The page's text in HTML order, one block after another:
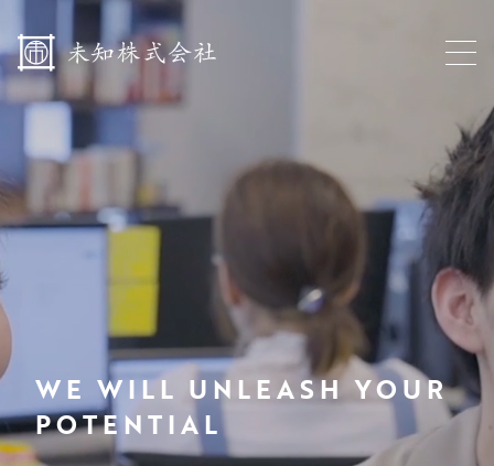
WE WILL UNLEASH YOUR
POTENTIAL